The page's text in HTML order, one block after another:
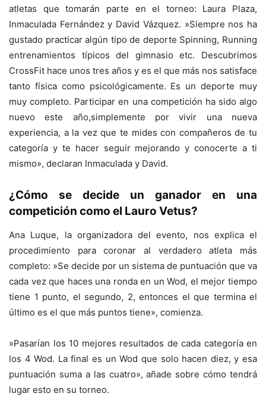
atletas que tomarán parte en el torneo: Laura Plaza,
Inmaculada Fernández y David Vázquez. »Siempre nos ha
gustado practicar algún tipo de deporte Spinning, Running
entrenamientos típicos del gimnasio etc. Descubrimos
CrossFit hace unos tres años y es el que más nos satisface
tanto física como psicológicamente. Es un deporte muy
muy completo. Participar en una competición ha sido algo
nuevo este año,simplemente por vivir una nueva
experiencia, a la vez que te mides con compañeros de tu
categoría y te hacer seguir mejorando y conocerte a ti
mismo», declaran Inmaculada y David.
¿Cómo se decide un ganador en una
competición como el Lauro Vetus?
Ana Luque, la organizadora del evento, nos explica el
procedimiento para coronar al verdadero atleta más
completo: »Se decide por un sistema de puntuación que va
cada vez que haces una ronda en un Wod, el mejor tiempo
tiene 1 punto, el segundo, 2, entonces el que termina el
último es el que más puntos tiene», comienza.
»Pasarían los 10 mejores resultados de cada categoría en
los 4 Wod. La final es un Wod que solo hacen diez, y esa
puntuación suma a las cuatro», añade sobre cómo tendrá
lugar esto en su torneo.